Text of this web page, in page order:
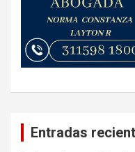
Entradas